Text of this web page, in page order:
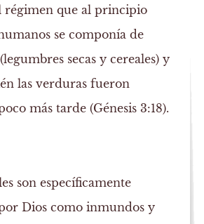
que al principio
se componía de
secas y cereales) y
las verduras fueron
más tarde (Génesis 3:18).
son específicamente
Dios como inmundos y